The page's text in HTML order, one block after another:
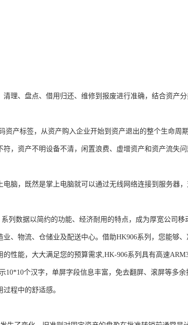
理、盘点、借用归还、维修到报废进行准确，结合资产
资产标签，从资产购入企业开始到资产退出的整个生命周
，资产不明设备不清，闲置浪费、虚增资产和资产流失问
脑，既然是掌上电脑就可以通过无线网络连接到服务器
列数据以简约的功能、经济耐用的特点，成为厚宽公司移
、物流、仓储业及配送中心。借助HK906系列，您能够
性能，大大满足您的预算需求,HK-906系列具有高速
10*10个汉字，单屏字段信息丰富，免去翻屏、滚屏等多
程中的舒适感。